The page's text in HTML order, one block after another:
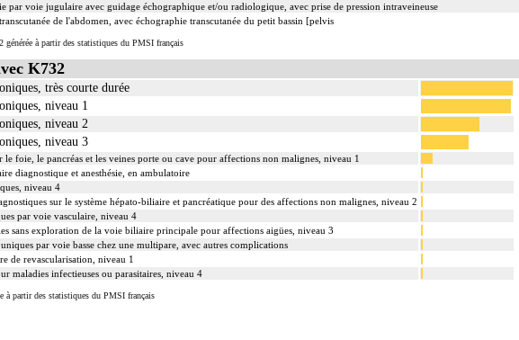
par voie jugulaire avec guidage échographique et/ou radiologique, avec prise de pression intraveineuse
de l'abdomen, avec échographie transcutanée du petit bassin [pelvis
à partir des statistiques du PMSI français
K732
très courte durée
niveau 1
niveau 2
niveau 3
le foie, le pancréas et les veines porte ou cave pour affections non malignes, niveau 1
diagnostique et anesthésie, en ambulatoire
niveau 4
sur le système hépato-biliaire et pancréatique pour des affections non malignes, niveau 2
par voie vasculaire, niveau 4
sans exploration de la voie biliaire principale pour affections aigües, niveau 3
par voie basse chez une multipare, avec autres complications
de revascularisation, niveau 1
maladies infectieuses ou parasitaires, niveau 4
à partir des statistiques du PMSI français